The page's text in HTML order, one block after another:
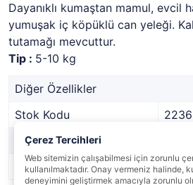
Dayanıklı kumaştan mamul, evcil
yumuşak iç köpüklü can yeleği.
tutamağı mevcuttur.
Tip : 5-10 kg
Diğer Özellikler
Stok Kodu
Marka
Stok Durumu
Var
Çerez Tercihleri
Web sitemizin çalışabilmesi için zorunlu
kullanılmaktadır. Onay vermeniz halinde,
deneyimini geliştirmek amacıyla zorunlu